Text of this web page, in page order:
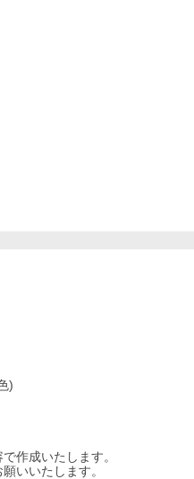
)
作成いたします。
いいたします。